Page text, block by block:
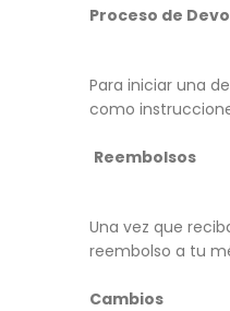
Proceso de
Para iniciar una
como
Reembolsos
Una vez que
reembolso a tu
Cambios